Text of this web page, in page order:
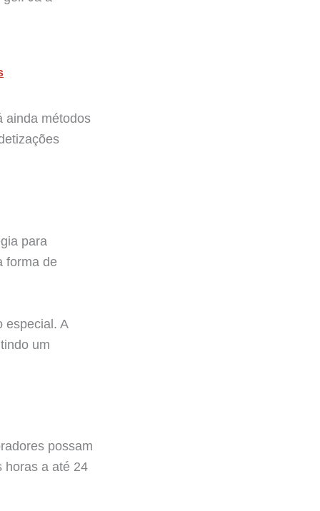
ainda métodos
para
forma de
especial. A
um
possam
horas a até 24